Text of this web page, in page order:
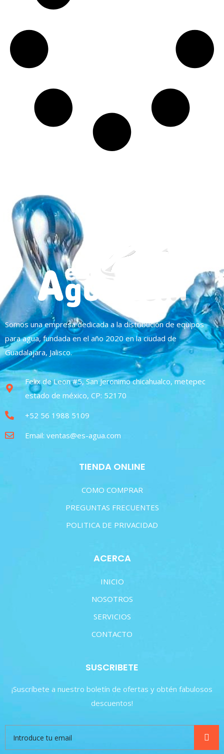
Somos una empresa dedicada a la distribución de equipos
para agua, fundada en el año 2020 en la ciudad de
Guadalajara, Jalisco.
Felix de Leon #5, San Jeronimo chicahualco, metepec
estado de méxico, CP: 52170
+52 56 1988 5109
Email: ventas@es-agua.com
TIENDA ONLINE
COMO COMPRAR
PREGUNTAS FRECUENTES
POLITICA DE PRIVACIDAD
ACERCA
INICIO
NOSOTROS
SERVICIOS
CONTACTO
SUSCRIBETE
¡Suscríbete a nuestro boletín de ofertas y obtén fabulosos
descuentos!